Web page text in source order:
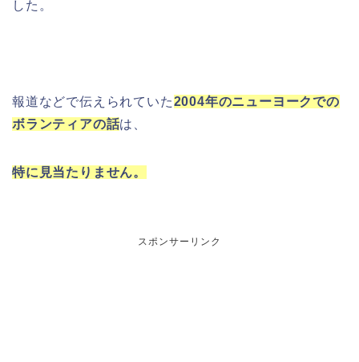
した。
報道などで伝えられていた2004年のニューヨークでの
ボランティアの話は、
特に見当たりません。
スポンサーリンク